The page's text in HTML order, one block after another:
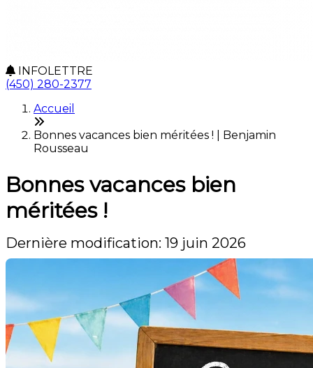
INFOLETTRE
(450) 280-2377
Accueil
Bonnes vacances bien méritées ! | Benjamin
Rousseau
Bonnes vacances bien
méritées !
Dernière modification: 19 juin 2026